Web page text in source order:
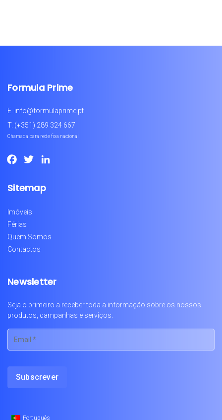
Formula Prime
E. info@formulaprime.pt
T. (+351) 289 324 667
Chamada para rede fixa nacional
Facebook
Twitter
Sitemap
Imóveis
Férias
Quem Somos
Contactos
Newsletter
Seja o primeiro a receber toda a informação sobre os nossos
produtos, campanhas e serviços.
Português